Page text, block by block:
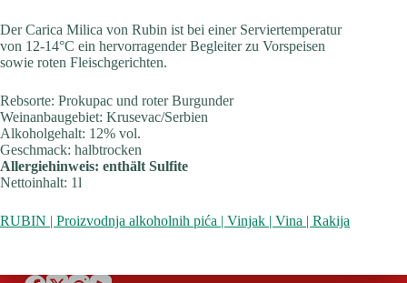
Der Carica Milica von Rubin ist bei einer Serviertemperatur
von 12-14°C ein hervorragender Begleiter zu Vorspeisen
sowie roten Fleischgerichten.
Rebsorte: Prokupac und roter Burgunder
Weinanbaugebiet: Krusevac/Serbien
Alkoholgehalt: 12% vol.
Geschmack: halbtrocken
Allergiehinweis: enthält Sulfite
Nettoinhalt: 1l
RUBIN | Proizvodnja alkoholnih pića | Vinjak | Vina | Rakija